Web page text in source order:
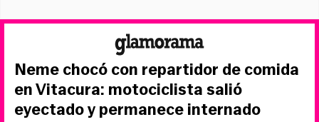
Neme chocó con repartidor de comida
en Vitacura: motociclista salió
eyectado y permanece internado